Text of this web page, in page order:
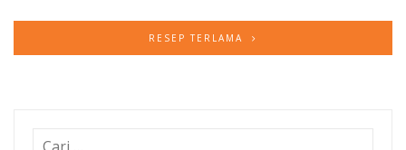
RESEP TERLAMA